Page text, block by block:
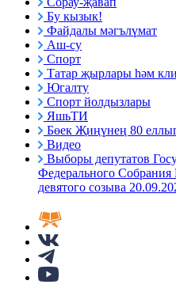
Бу кызык!
Файдалы мәгълүмат
Аш-су
Спорт
Татар җырлары һәм
Югалту
Спорт йолдызлары
ЯшьТИ
Бөек Җиңүнең 80
Видео
Выборы депутатов
Федерального
девятого созыва